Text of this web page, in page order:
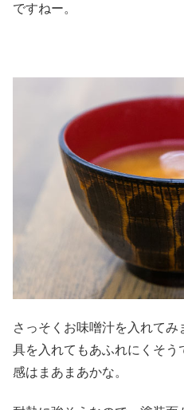
ですねー。
さっそくお味噌汁を入れてみ
具を入れてもあふれにくそう
感はまあまあかな。